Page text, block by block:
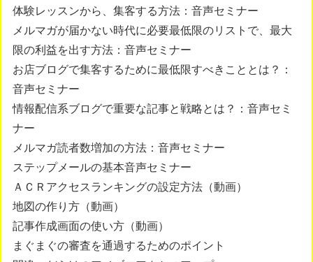
体験レッスンから、集客する方法：音声セミナー
メルマガが届かない時代に必要最低限のリストで、最大
限の利益を出す方法：音声セミナー
お店ブログで集客するために最低限すべきこととは？：
音声セミナー
情報配信系ブログで重要な記事と戦略とは？：音声セミ
ナー
メルマガ読者数増加の方法：音声セミナー
ステップメールの基本音声セミナー
ＡＣＲアクセスランキングの設定方法（動画）
地図の作り方（動画）
記事作成画面の使い方（動画）
まぐまぐの審査を通過するためのポイント